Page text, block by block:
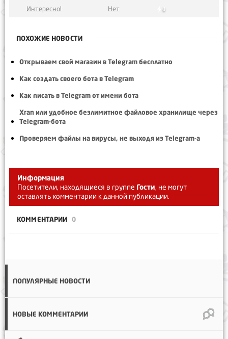
Интересно! Нет 0
ПОХОЖИЕ НОВОСТИ
Открываем свой магазин в Telegram бесплатно
Как создать своего бота в Telegram
Как писать в Telegram от имени бота
Xran или удобное безлимитное файловое хранилище через
Telegram-бота
Проверяем файлы на вирусы, не выходя из Telegram-а
Информация
Посетители, находящиеся в группе Гости, не могут
оставлять комментарии к данной публикации.
КОММЕНТАРИИ 0
ПОПУЛЯРНЫЕ НОВОСТИ
НОВЫЕ КОММЕНТАРИИ